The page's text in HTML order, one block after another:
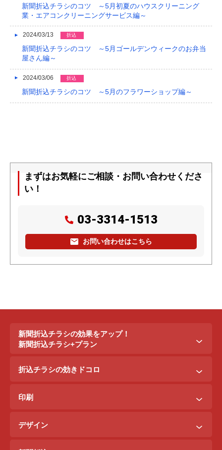
新聞折込チラシのコツ ～5月初夏のハウスクリーニング
業・エアコンクリーニングサービス編～
2024/03/13 折込
新聞折込チラシのコツ ～5月ゴールデンウィークのお弁当
屋さん編～
2024/03/06 折込
新聞折込チラシのコツ ～5月のフラワーショップ編～
まずはお気軽にご相談・お問い合わせくださ
い！
03-3314-1513
お問い合わせはこちら
新聞折込チラシの効果をアップ！
新聞折込チラシ+プラン
新聞折込チラシ＋ポステイング
折込チラシ＋駅看板
折込チラシの効きドコロ
折込配布効きドコロ
印刷効きドコロ
印刷
B3料金
デザイン
原稿を作るには？